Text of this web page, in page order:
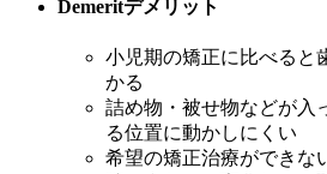
Demeritデメリット
小児期の矯正に比べると
かる
詰め物・被せ物などが入
る位置に動かしにくい
希望の矯正治療ができな